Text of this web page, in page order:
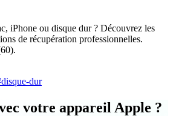
iPhone ou disque dur ? Découvrez les
de récupération professionnelles.
dur
votre appareil Apple ?